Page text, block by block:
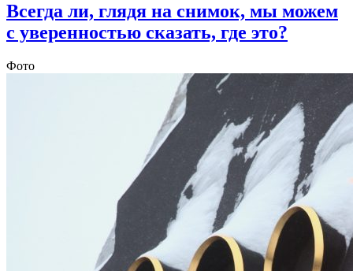
Всегда ли, глядя на снимок, мы можем
с уверенностью сказать, где это?
Фото